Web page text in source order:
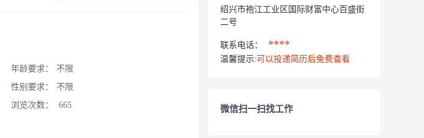
年龄要求：
不限
性别要求：
不限
浏览次数：
665
绍兴市袍江工业区国际财富中心百盛街
二号
联系电话： ****
温馨提示: 可以投递简历后免费查看
微信扫一扫找工作